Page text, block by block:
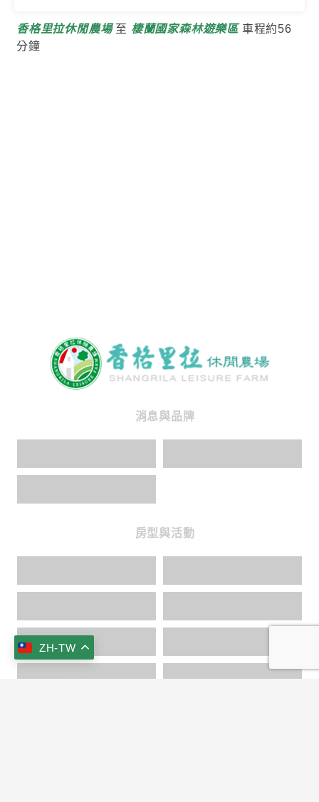
香格里拉休閒農場至 棲蘭國家森林遊樂區車程約56
分鐘
消息與品牌
房型與活動
交通資訊
海洋探索 美食饗宴
ZH-TW